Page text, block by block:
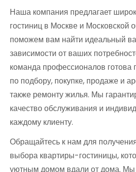
Наша компания предлагает
гостиниц в Москве и Московской
поможем вам найти идеальный
зависимости от ваших
команда профессионалов готова
по подбору, покупке, продаже и
также ремонту жилья. Мы
качество обслуживания и
каждому клиенту.
Обращайтесь к нам для
выбора квартиры-гостиницы,
уютным домом вдали от дома.